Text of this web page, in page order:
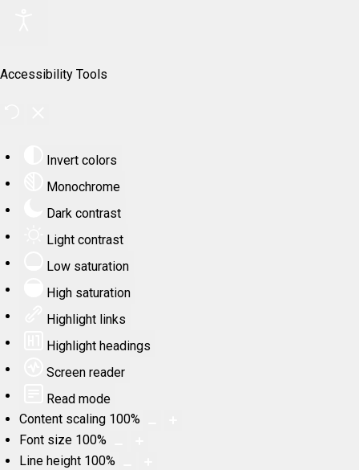
Accessibility Tools
Invert colors
Monochrome
Dark contrast
Light contrast
Low saturation
High saturation
Highlight links
Highlight headings
Screen reader
Read mode
Content scaling 100%
Font size 100%
Line height 100%